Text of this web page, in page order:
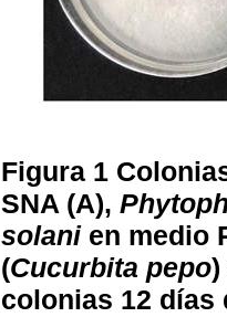
Figura 1
SNA (A),
solanien medio
(Cucurbita pepo)
colonias 12 días